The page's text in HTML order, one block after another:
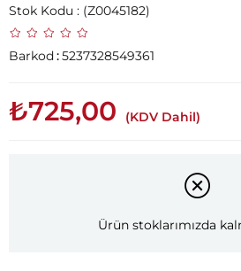
Stok Kodu (Z0045182)
Barkod:5237328549361
₺725,00 (KDV Dahil)
Ürün stoklarımızda